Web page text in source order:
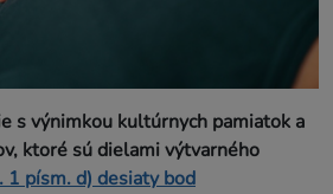
s výnimkou kultúrnych pamiatok a
ktoré sú dielami výtvarného
1 písm. d) desiaty bod